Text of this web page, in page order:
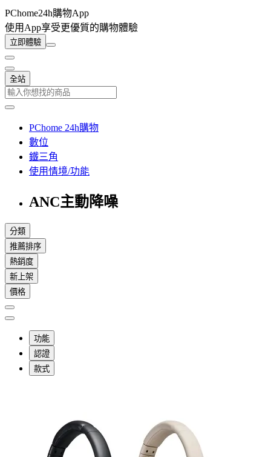
PChome24h購物App
使用App享受更優質的購物體驗
立即體驗
全站
PChome 24h購物
數位
鐵三角
使用情境/功能
ANC主動降噪
分類
推薦排序
熱銷度
新上架
價格
功能
認證
款式